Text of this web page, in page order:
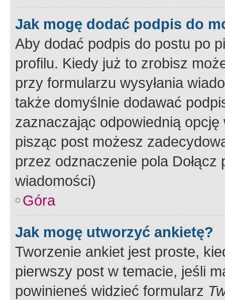
Jak mogę dodać podpis do
Aby dodać podpis do postu po
profilu. Kiedy już to zrobisz
przy formularzu wysyłania
także domyślnie dodawać
zaznaczając odpowiednią
pisząc post możesz
przez odznaczenie pola
wiadomości)
Góra
Jak mogę utworzyć ankietę?
Tworzenie ankiet jest proste,
pierwszy post w temacie, jeśli
powinieneś widzieć formularz